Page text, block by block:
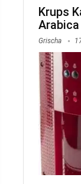
Krups
Arabica
Grischa